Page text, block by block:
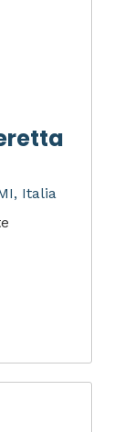
Italia